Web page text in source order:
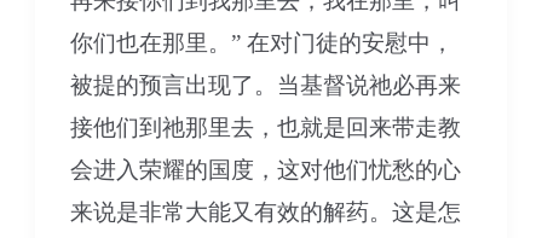
你们也在那里。” 在对门徒的安慰中，
被提的预言出现了。当基督说祂必再来
接他们到祂那里去，也就是回来带走教
会进入荣耀的国度，这对他们忧愁的心
来说是非常大能又有效的解药。这是怎